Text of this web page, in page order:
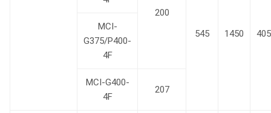
200
545
1450 405
MCI-
G375/P400-
4F
MCI-G400-
4F
207